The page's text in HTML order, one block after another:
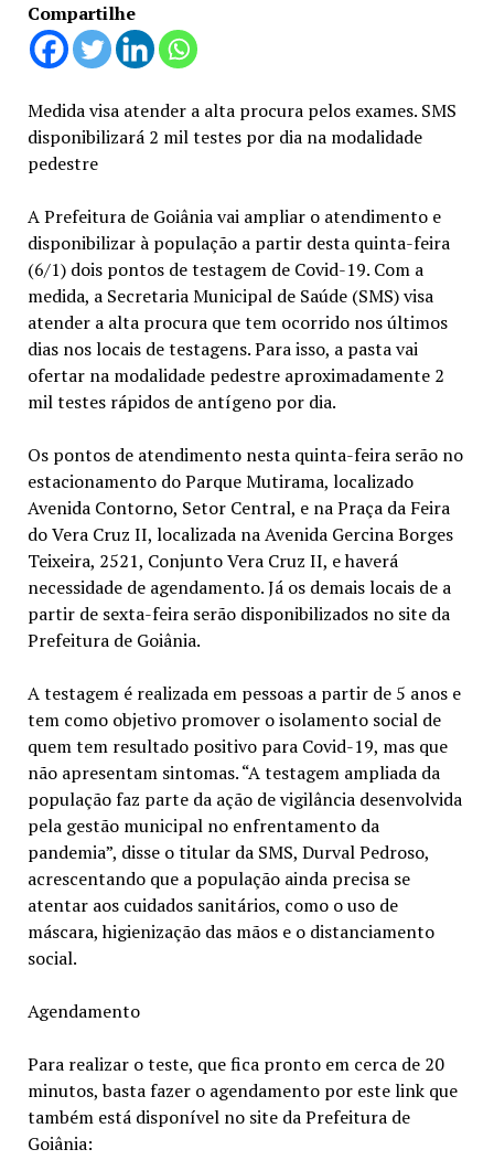
Compartilhe
Medida visa atender a alta procura pelos exames. SMS
disponibilizará 2 mil testes por dia na modalidade
pedestre
A Prefeitura de Goiânia vai ampliar o atendimento e
disponibilizar à população a partir desta quinta-feira
(6/1) dois pontos de testagem de Covid-19. Com a
medida, a Secretaria Municipal de Saúde (SMS) visa
atender a alta procura que tem ocorrido nos últimos
dias nos locais de testagens. Para isso, a pasta vai
ofertar na modalidade pedestre aproximadamente 2
mil testes rápidos de antígeno por dia.
Os pontos de atendimento nesta quinta-feira serão no
estacionamento do Parque Mutirama, localizado
Avenida Contorno, Setor Central, e na Praça da Feira
do Vera Cruz II, localizada na Avenida Gercina Borges
Teixeira, 2521, Conjunto Vera Cruz II, e haverá
necessidade de agendamento. Já os demais locais de a
partir de sexta-feira serão disponibilizados no site da
Prefeitura de Goiânia.
A testagem é realizada em pessoas a partir de 5 anos e
tem como objetivo promover o isolamento social de
quem tem resultado positivo para Covid-19, mas que
não apresentam sintomas. “A testagem ampliada da
população faz parte da ação de vigilância desenvolvida
pela gestão municipal no enfrentamento da
pandemia”, disse o titular da SMS, Durval Pedroso,
acrescentando que a população ainda precisa se
atentar aos cuidados sanitários, como o uso de
máscara, higienização das mãos e o distanciamento
social.
Agendamento
Para realizar o teste, que fica pronto em cerca de 20
minutos, basta fazer o agendamento por este link que
também está disponível no site da Prefeitura de
Goiânia: